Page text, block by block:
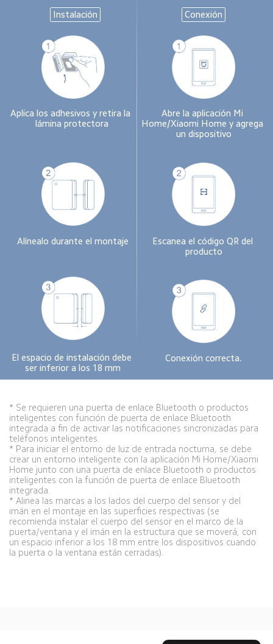
Instalación Conexión
Aplica los adhesivos y retira la
lámina protectora
Alínealo durante el montaje
El espacio de instalación debe
ser inferior a los 18 mm
Abre la aplicación Mi
Home/Xiaomi Home y agrega
un dispositivo
Escanea el código QR del
producto
Conexión correcta.
* Se requieren una puerta de enlace Bluetooth o productos
inteligentes con función de puerta de enlace Bluetooth
integrada a fin de activar las notificaciones sincronizadas para
teléfonos inteligentes.
* Para iniciar el entorno de luz de entrada nocturna, se debe
crear un entorno inteligente con la aplicación Mi Home/Xiaomi
Home junto con una puerta de enlace Bluetooth o productos
inteligentes con la función de puerta de enlace Bluetooth
integrada.
* Alinea las marcas a los lados del cuerpo del sensor y del
imán en el montaje en las superficies respectivas (se
recomienda instalar el cuerpo del sensor en el marco de la
puerta/ventana y el imán en la estructura que se moverá, con
un espacio inferior a los 18 mm entre los dispositivos cuando
la puerta o la ventana están cerradas).